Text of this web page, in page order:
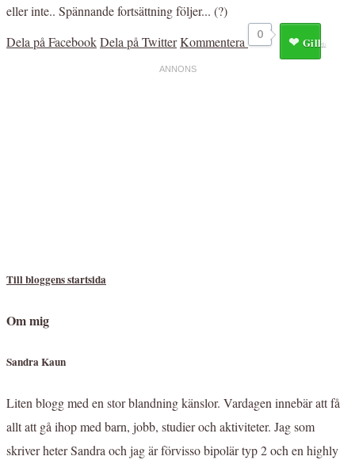
eller inte.. Spännande fortsättning följer... (?)
Dela på FacebookDela på TwitterKommentera 0
Gilla
Till bloggens startsida
Om mig
Sandra Kaun
Liten blogg med en stor blandning känslor. Vardagen innebär att få
allt att gå ihop med barn, jobb, studier och aktiviteter. Jag som
skriver heter Sandra och jag är förvisso bipolär typ 2 och en highly